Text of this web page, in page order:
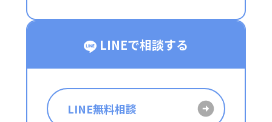
LINEで相談する
LINE無料相談